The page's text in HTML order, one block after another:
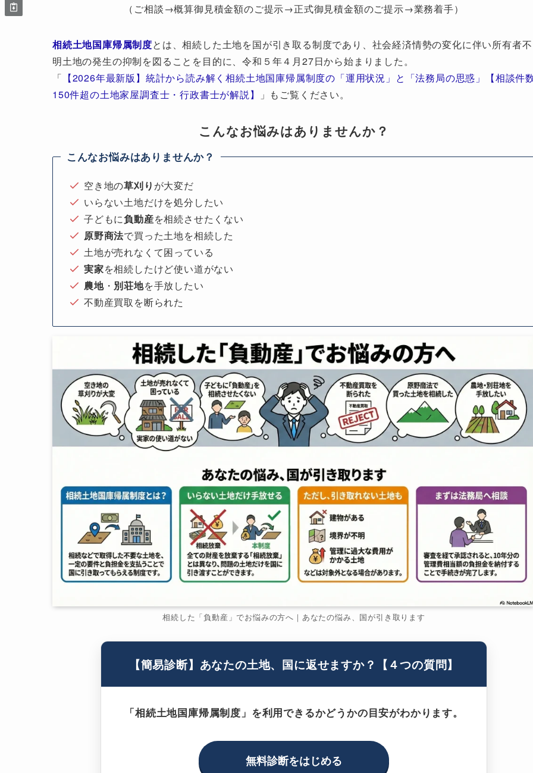
（ご相談→概算御見積金額のご提示→正式御見積金額のご提示→業務着手）
相続土地国庫帰属制度とは、相続した土地を国が引き取る制度であり、社会経済情勢の変化に伴い所有者不
明土地の発生の抑制を図ることを目的に、令和５年４月27日から始まりました。
「 【2026年最新版】統計から読み解く相続土地国庫帰属制度の「運用状況」と「法務局の思惑」【相談件
150件超の土地家屋調査士・行政書士が解説】
」もご覧ください。
こんなお悩みはありませんか？
こんなお悩みはありませんか？
空き地の草刈り が大変だ
いらない土地だけを処分したい
子どもに負動産を相続させたくない
原野商法で買った土地を相続した
土地が売れなくて困っている
実家を相続したけど使い道がない
農地・ 別荘地を手放したい
不動産買取を断られた
相続した「負動産」でお悩みの方へ｜あなたの悩み、国が引き取ります
【簡易診断】あなたの土地、国に返せますか？【４つの質問】
「相続土地国庫帰属制度」を利用できるかどうかの目安がわかります。
無料診断をはじめる